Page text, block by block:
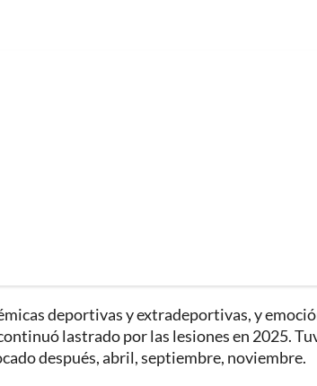
deportivas y extradeportivas, y
lastrado por las lesiones en 2025.
después, abril, septiembre, noviembre.